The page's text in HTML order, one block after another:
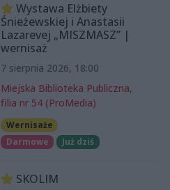
Wystawa Elżbiety
Śnieżewskiej i Anastasii
Lazarevej „MISZMASZ” |
wernisaż
7 sierpnia 2026, 18:00
Miejska Biblioteka Publiczna,
filia nr 54 (ProMedia)
Wernisaże
Darmowe
Już dziś
SKOLIM